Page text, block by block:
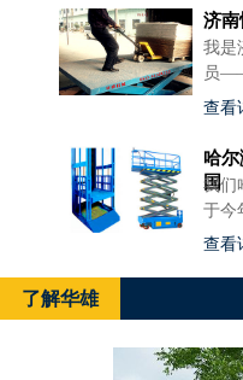
济
我是
员
查看
哈
国
我们
于今
查看
了解华雄